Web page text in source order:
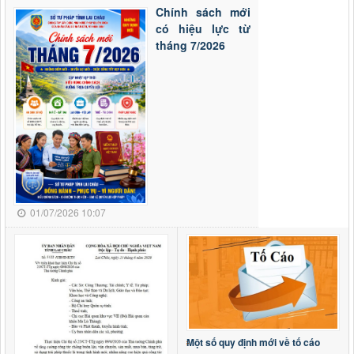
Quyết định số 44/2026/QĐ-UBND
ngày 17/6/2026 Quy định trình tự, thủ tục hành chính về đất
đai trên địa bàn tỉnh Lai Châu
Thời gian đăng: 24/06/2026
lượt xem: 152 | lượt tải:100
Quyết định số 20/2026/NQ-HĐND ngày 1
Quyết định số 20/2026/NQ-HĐND ngày 17/6/2026 Quy định
nguyên tắc, tiêu chí, định mức phân bổ vốn ngân sách thực
hiện Chương trình mục tiêu quốc gia phòng, chống ma túy
đến năm 2030 trên địa bàn tỉnh Lai Châu
Thời gian đăng: 29/06/2026
lượt xem: 99 | lượt tải:61
Nghị quyết số 14/2026/NQ-HĐND
Nghị quyết số 14/2026/NQ-HĐND ngày 03/6/2026 Quy định
về mức thu và quản lý, sử dụng kinh phí đóng góp của tổ
chức, cá nhân khai thác khoáng sản trên địa bàn tỉnh Lai
Châu
Thời gian đăng: 19/06/2026
lượt xem: 156 | lượt tải:54
Nghị quyết số 18/2026/NQ-HĐND
Nghị quyết số 18/2026/NQ-HĐND ngày 03/6/2026 Bãi bỏ
Chính sách mới
có hiệu lực từ
tháng 7/2026
01/07/2026 10:07
Một số quy định mới về tố cáo